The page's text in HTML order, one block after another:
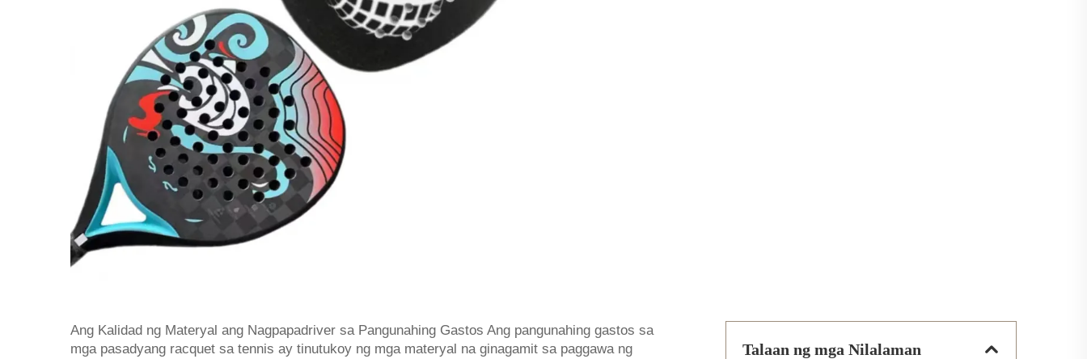
Ang Kalidad ng Materyal ang Nagpapadriver sa Pangunahing Gastos Ang pangunahing gastos sa
mga pasadyang racquet sa tennis ay tinutukoy ng mga materyal na ginagamit sa paggawa ng
Talaan ng mga Nilalaman